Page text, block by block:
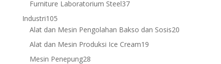
products
Furniture Laboratorium Steel3737
Industri105105
products
Alat dan Mesin Pengolahan Bakso dan Sosis2020
Alat dan Mesin Produksi Ice Cream1919
Mesin Penepung2828